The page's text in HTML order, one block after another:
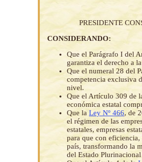
PRESIDENTE
CONSIDERANDO:
Que el Parágrafo I del
garantiza el derecho a
Que el numeral 28 del
competencia exclusiva
nivel.
Que el Artículo 309 de
económica estatal
Que la Ley Nº 466, de
el régimen de las
estatales, empresas
para que con
país, transformando la
del Estado